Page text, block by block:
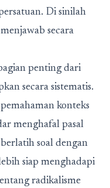
Di sinilah
secara
penting dari
secara sistematis.
konteks
menghafal pasal
soal dengan
siap menghadapi
radikalisme